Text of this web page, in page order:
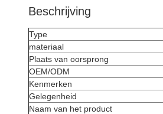
Beschrijving
Type
materiaal
Plaats van oorsprong
OEM/ODM
Kenmerken
Gelegenheid
Naam van het product